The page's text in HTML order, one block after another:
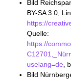
Bild
BY-SA 3.0,
https://
Quelle:
https://
uselang=de ,
Bild